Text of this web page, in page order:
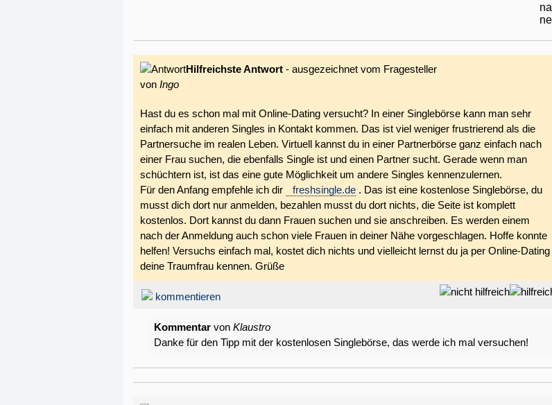
Hilfreichste Antwort - ausgezeichnet vom Fragesteller
von Ingo
Hast du es schon mal mit Online-Dating versucht? In einer Singlebörse kann man sehr
einfach mit anderen Singles in Kontakt kommen. Das ist viel weniger frustrierend als die
Partnersuche im realen Leben. Virtuell kannst du in einer Partnerbörse ganz einfach nach
einer Frau suchen, die ebenfalls Single ist und einen Partner sucht. Gerade wenn man
schüchtern ist, ist das eine gute Möglichkeit um andere Singles kennenzulernen.
Für den Anfang empfehle ich dir
freshsingle.de . Das ist eine kostenlose Singlebörse, du
musst dich dort nur anmelden, bezahlen musst du dort nichts, die Seite ist komplett
kostenlos. Dort kannst du dann Frauen suchen und sie anschreiben. Es werden einem
nach der Anmeldung auch schon viele Frauen in deiner Nähe vorgeschlagen. Hoffe konnte
helfen! Versuchs einfach mal, kostet dich nichts und vielleicht lernst du ja per Online-Dating
deine Traumfrau kennen. Grüße
kommentieren
Kommentar von Klaustro
Danke für den Tipp mit der kostenlosen Singlebörse, das werde ich mal versuchen!